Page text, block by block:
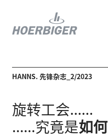
HANNS. 先锋杂志_2/2023
旋转工会......
......究竟是如何